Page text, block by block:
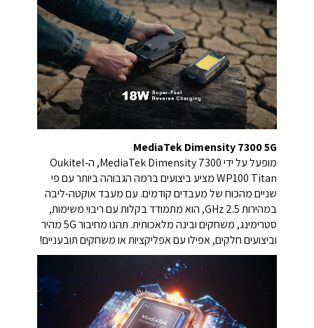
MediaTek Dimensity 7300 5G
מופעל על ידי MediaTek Dimensity 7300, ה-Oukitel
WP100 Titan מציע ביצועים ברמה הגבוהה ביותר עם פי
שניים מהכוח של מעבדים קודמים. עם מעבד אוקטה-ליבה
במהירות 2.5 GHz, הוא מתמודד בקלות עם ריבוי משימות,
סטרימינג, משחקים ובינה מלאכותית. תהנו מחיבור 5G מהיר
וביצועים חלקים, אפילו עם אפליקציות או משחקים תובעניים!